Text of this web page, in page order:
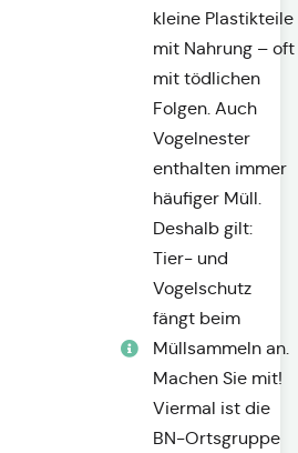
kleine Plastikteile
mit Nahrung – oft
mit tödlichen
Folgen. Auch
Vogelnester
enthalten immer
häufiger Müll.
Deshalb gilt:
Tier- und
Vogelschutz
fängt beim
Müllsammeln an.
Machen Sie mit!
Viermal ist die
BN-Ortsgruppe